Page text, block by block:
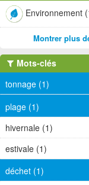
Environnement
Montrer plus
Mots-clés
tonnage (1)
plage (1)
hivernale (1)
estivale (1)
déchet (1)